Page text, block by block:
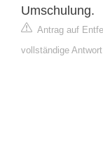
Umschulung.
Antrag auf
vollständige